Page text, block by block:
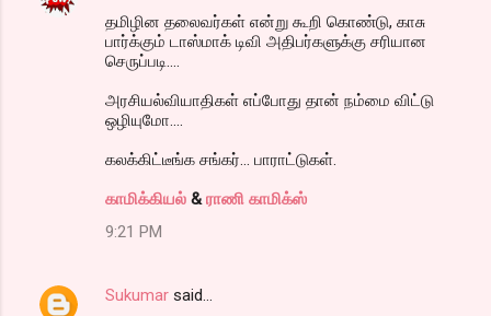
தமிழின தலைவர்கள் என்று கூறி கொண்டு, காசு
பார்க்கும் டாஸ்மாக் டிவி அதிபர்களுக்கு சரியான
செருப்படி....
அரசியல்வியாதிகள் எப்போது தான் நம்மை விட்டு
ஒழியுமோ....
கலக்கிட்டீங்க சங்கர்... பாராட்டுகள்.
காமிக்கியல் & ராணி காமிக்ஸ்
9:21 PM
Sukumar said…